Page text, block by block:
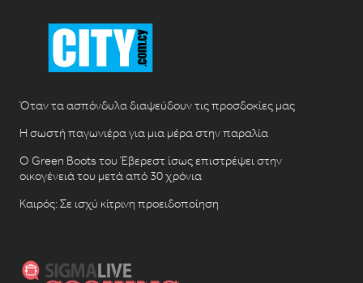
Όταν τα ασπόνδυλα διαψεύδουν τις προσδοκίες μας
Η σωστή παγωνιέρα για μια μέρα στην παραλία
Ο Green Boots του Έβερεστ ίσως επιστρέψει στην
οικογένειά του μετά από 30 χρόνια
Καιρός: Σε ισχύ κίτρινη προειδοποίηση